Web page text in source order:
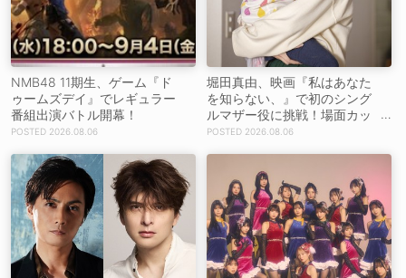
NMB48 11期生、ゲーム『ド
ゥームズデイ』でレギュラー
番組出演バトル開幕！
2026.08.06
堀田真由、映画『私はあなた
を知らない、』で初のシング
ルマザー役に挑戦！場面カッ
トを解禁！【コメントあり】
2026.08.06